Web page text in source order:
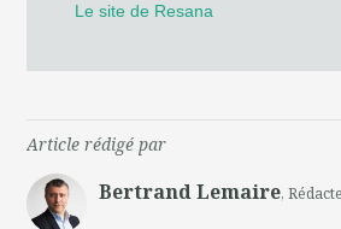
Le site de Resana
Article rédigé par
Bertrand Lemaire,